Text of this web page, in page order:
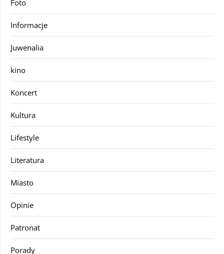
Foto
Informacje
Juwenalia
kino
Koncert
Kultura
Lifestyle
Literatura
Miasto
Opinie
Patronat
Porady